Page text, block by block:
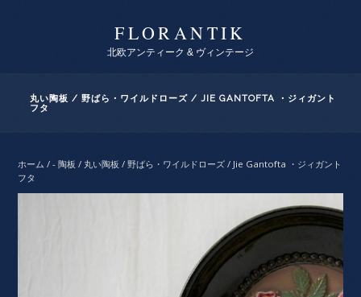
FLORANTIK
北欧アンティーク & ヴィンテージ
丸い陶板 / 野ばら・ワイルドローズ / JIE GANTOFTA ・ジィガント
フタ
ホーム /- 陶板 / 丸い陶板 / 野ばら・ワイルドローズ / Jie Gantofta ・ジィガント
フタ